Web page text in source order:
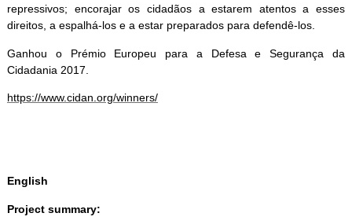
repressivos; encorajar os cidadãos a estarem atentos a esses
direitos, a espalhá-los e a estar preparados para defendê-los.
Ganhou o Prémio Europeu para a Defesa e Segurança da
Cidadania 2017.
https://www.cidan.org/winners/
English
Project summary: